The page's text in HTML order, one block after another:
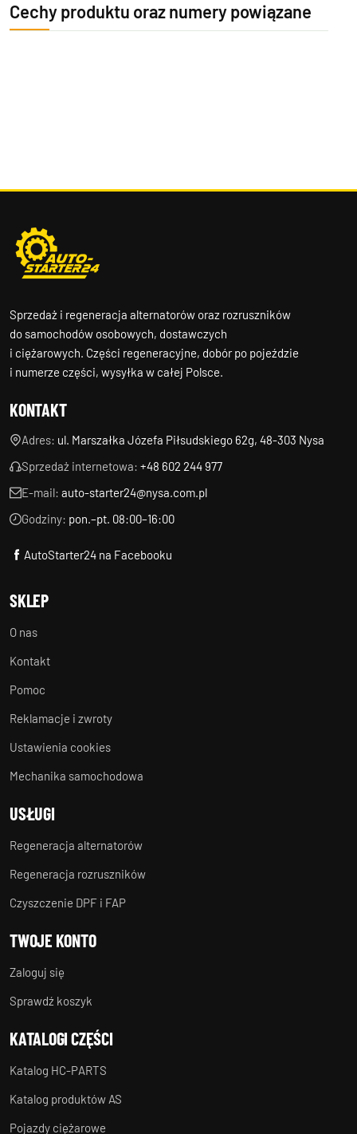
Cechy produktu oraz numery powiązane
Sprzedaż i regeneracja alternatorów oraz rozruszników
do samochodów osobowych, dostawczych
i ciężarowych. Części regeneracyjne, dobór po pojeździe
i numerze części, wysyłka w całej Polsce.
KONTAKT
Adres: ul. Marszałka Józefa Piłsudskiego 62g, 48-303 Nysa
Sprzedaż internetowa: +48 602 244 977
E-mail: auto-starter24@nysa.com.pl
Godziny: pon.–pt. 08:00–16:00
AutoStarter24 na Facebooku
SKLEP
O nas
Kontakt
Pomoc
Reklamacje i zwroty
Ustawienia cookies
Mechanika samochodowa
USŁUGI
Regeneracja alternatorów
Regeneracja rozruszników
Czyszczenie DPF i FAP
TWOJE KONTO
Zaloguj się
Sprawdź koszyk
KATALOGI CZĘŚCI
Katalog HC-PARTS
Katalog produktów AS
Pojazdy ciężarowe